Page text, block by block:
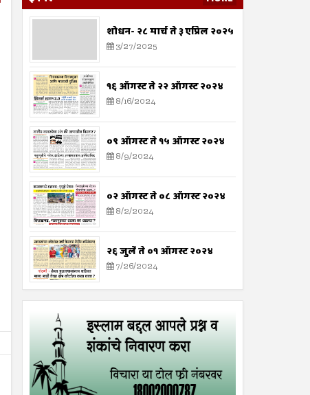
शोधन- २८ मार्च ते ३ एप्रिल २०२५
3/27/2025
१६ ऑगस्ट ते २२ ऑगस्ट २०२४
8/16/2024
०९ ऑगस्ट ते १५ ऑगस्ट २०२४
8/9/2024
०२ ऑगस्ट ते ०८ ऑगस्ट २०२४
8/2/2024
२६ जुलै ते ०१ ऑगस्ट २०२४
7/26/2024